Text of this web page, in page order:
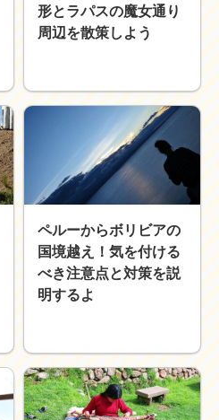
OR
形とラパスの魔女通り
周辺を散策しよう
ペルーからボリビアの
国境越え！気を付ける
べき注意点と対策を説
明するよ